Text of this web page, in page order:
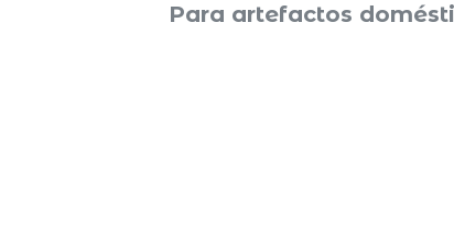
Para artefactos